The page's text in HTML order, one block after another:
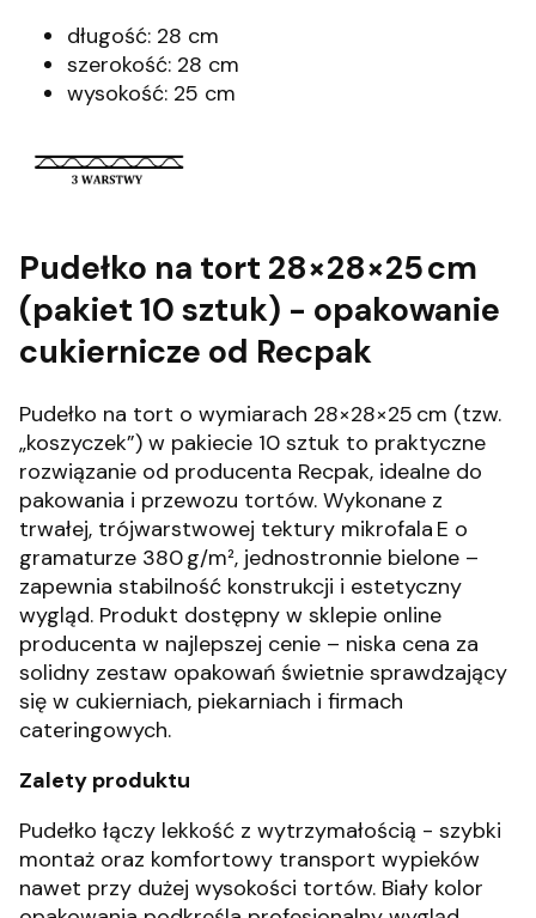
długość: 28 cm
szerokość: 28 cm
wysokość: 25 cm
Pudełko na tort 28×28×25 cm
(pakiet 10 sztuk) - opakowanie
cukiernicze od Recpak
Pudełko na tort o wymiarach 28×28×25 cm (tzw.
„koszyczek”) w pakiecie 10 sztuk to praktyczne
rozwiązanie od producenta Recpak, idealne do
pakowania i przewozu tortów. Wykonane z
trwałej, trójwarstwowej tektury mikrofala E o
gramaturze 380 g/m², jednostronnie bielone –
zapewnia stabilność konstrukcji i estetyczny
wygląd. Produkt dostępny w sklepie online
producenta w najlepszej cenie – niska cena za
solidny zestaw opakowań świetnie sprawdzający
się w cukierniach, piekarniach i firmach
cateringowych.
Zalety produktu
Pudełko łączy lekkość z wytrzymałością - szybki
montaż oraz komfortowy transport wypieków
nawet przy dużej wysokości tortów. Biały kolor